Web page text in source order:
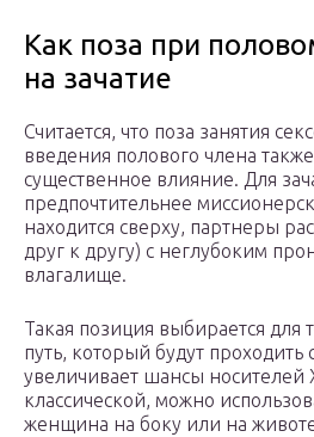
Как поза при
на зачатие
Считается, что поза занятия
введения полового члена
существенное влияние. Для
предпочтительнее
находится сверху, партнеры
друг к другу) с неглубоким
влагалище.
Такая позиция выбирается для
путь, который будут проходить
увеличивает шансы
классической, можно
женщина на боку или на